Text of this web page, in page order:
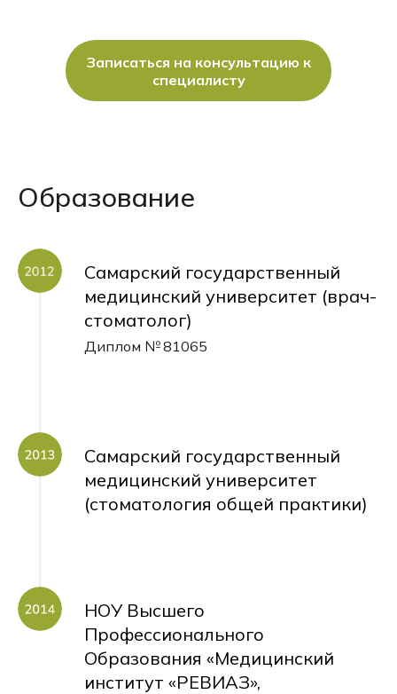
Записаться на консультацию к
специалисту
Образование
Самарский государственный
медицинский университет (врач-
стоматолог)
Диплом № 81065
Самарский государственный
медицинский университет
(стоматология общей практики)
НОУ Высшего
Профессионального
Образования «Медицинский
институт «РЕВИАЗ»,